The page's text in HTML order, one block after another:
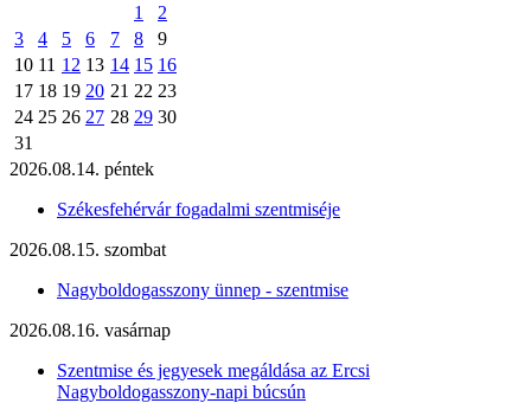
1
2
3
4 5 6 7 8
9
10 11 12 13 14 15 16
17 18 19 20 21 22 23
24 25 26 27 28 29 30
31
2026.08.14. péntek
Székesfehérvár fogadalmi szentmiséje
2026.08.15. szombat
Nagyboldogasszony ünnep - szentmise
2026.08.16. vasárnap
Szentmise és jegyesek megáldása az Ercsi
Nagyboldogasszony-napi búcsún